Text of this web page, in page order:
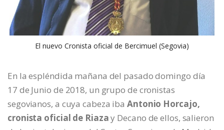
El nuevo Cronista oficial de Bercimuel (Segovia)
En la espléndida mañana del pasado domingo día
17 de Junio de 2018, un grupo de cronistas
segovianos, a cuya cabeza iba Antonio Horcajo,
cronista oficial de Riazay Decano de ellos, salieron